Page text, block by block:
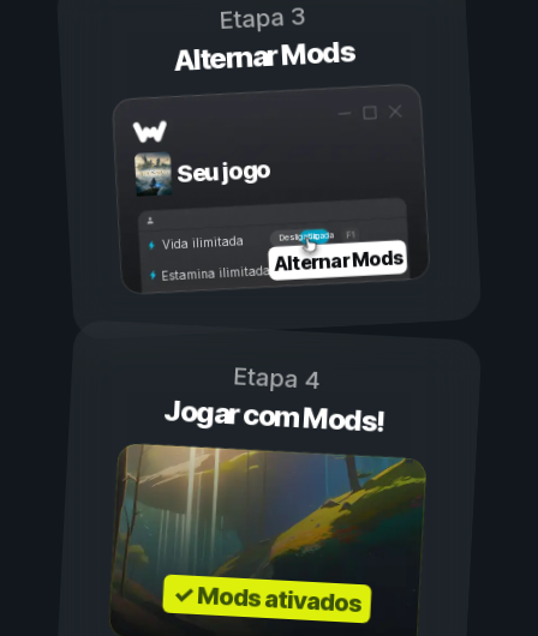
Etapa 3
Alternar Mods
Seu jogo
Ligada
Desligada
Vida ilimitada
Estamina ilimitadaAlternar Mods
Etapa 4
Jogar com Mods!
✓ Mods ativados